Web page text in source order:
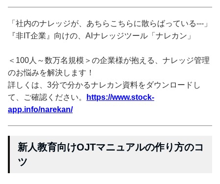
「社内のナレッジが、あちらこちらに散らばっている---」
『非IT企業』向けの、AIナレッジツール「ナレカン」
＜100人～数万名規模＞の企業様が抱える、ナレッジ管理
のお悩みを解決します！
詳しくは、3分で分かるナレカン資料をダウンロードし
て、ご確認ください。
https://www.stock-
app.info/narekan/
新人教育向けOJTマニュアルの作り方のコ
ツ